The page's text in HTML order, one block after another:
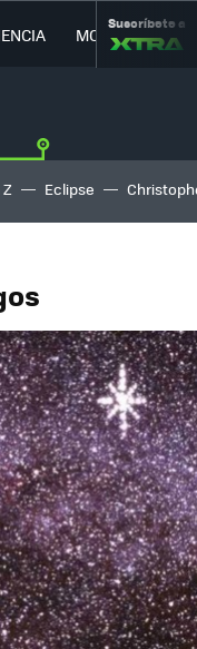
MOVILIDAD
Suscríbete a
Eclipse